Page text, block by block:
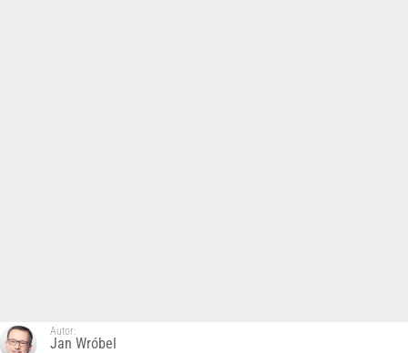
Autor:
Jan Wróbel